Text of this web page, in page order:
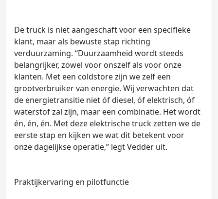
De truck is niet aangeschaft voor een specifieke
klant, maar als bewuste stap richting
verduurzaming. “Duurzaamheid wordt steeds
belangrijker, zowel voor onszelf als voor onze
klanten. Met een coldstore zijn we zelf een
grootverbruiker van energie. Wij verwachten dat
de energietransitie niet óf diesel, óf elektrisch, óf
waterstof zal zijn, maar een combinatie. Het wordt
én, én, én. Met deze elektrische truck zetten we de
eerste stap en kijken we wat dit betekent voor
onze dagelijkse operatie,” legt Vedder uit.
Praktijkervaring en pilotfunctie